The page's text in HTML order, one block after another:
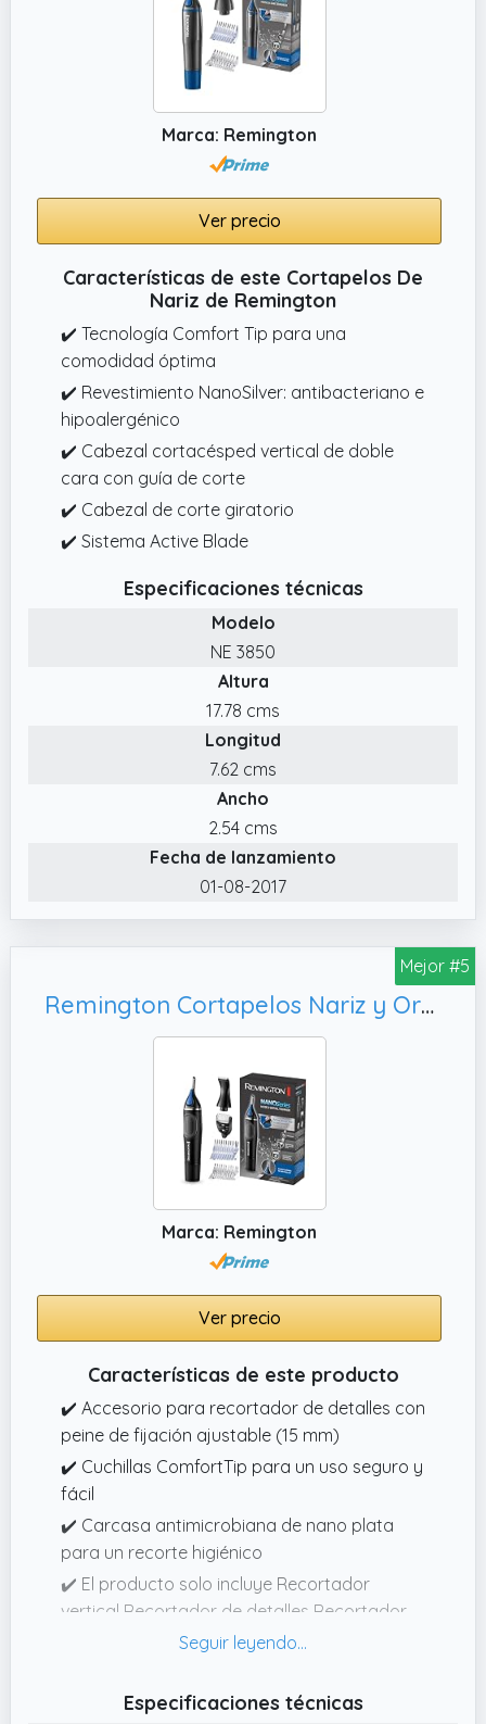
Marca: Remington
Ver precio
Características de este Cortapelos De
Nariz de Remington
✔️ Tecnología Comfort Tip para una
comodidad óptima
✔️ Revestimiento NanoSilver: antibacteriano e
hipoalergénico
✔️ Cabezal cortacésped vertical de doble
cara con guía de corte
✔️ Cabezal de corte giratorio
✔️ Sistema Active Blade
Especificaciones técnicas
Modelo
NE 3850
Altura
17.78 cms
Longitud
7.62 cms
Ancho
2.54 cms
Fecha de lanzamiento
01-08-2017
Mejor #5
Remington Cortapelos Nariz y Orejas Nano Series, Resistente Agua - NE3870
Marca: Remington
Ver precio
Características de este producto
✔️ Accesorio para recortador de detalles con
peine de fijación ajustable (15 mm)
✔️ Cuchillas ComfortTip para un uso seguro y
fácil
✔️ Carcasa antimicrobiana de nano plata
para un recorte higiénico
✔️ El producto solo incluye Recortador
vertical Recortador de detalles Recortador
de detalles de 5 ajustes 2 peines de
Especificaciones técnicas